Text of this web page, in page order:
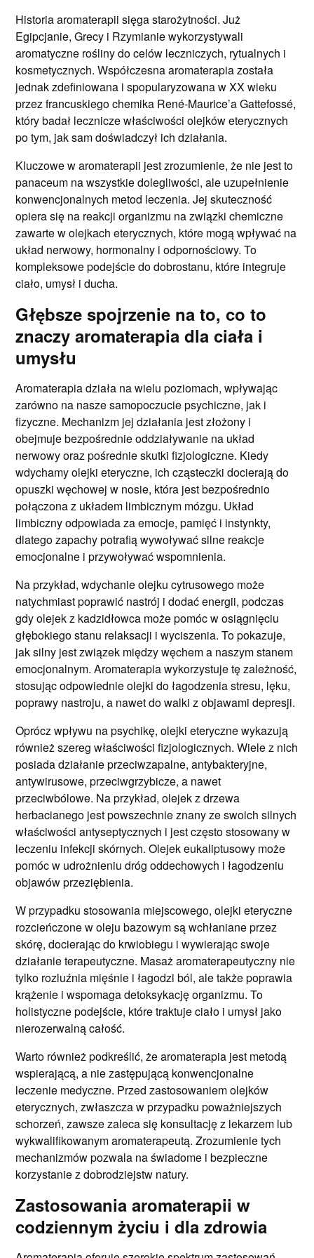
Historia aromaterapii sięga starożytności. Już
Egipcjanie, Grecy i Rzymianie wykorzystywali
aromatyczne rośliny do celów leczniczych, rytualnych i
kosmetycznych. Współczesna aromaterapia została
jednak zdefiniowana i spopularyzowana w XX wieku
przez francuskiego chemika René-Maurice’a Gattefossé,
który badał lecznicze właściwości olejków eterycznych
po tym, jak sam doświadczył ich działania.
Kluczowe w aromaterapii jest zrozumienie, że nie jest to
panaceum na wszystkie dolegliwości, ale uzupełnienie
konwencjonalnych metod leczenia. Jej skuteczność
opiera się na reakcji organizmu na związki chemiczne
zawarte w olejkach eterycznych, które mogą wpływać na
układ nerwowy, hormonalny i odpornościowy. To
kompleksowe podejście do dobrostanu, które integruje
ciało, umysł i ducha.
Głębsze spojrzenie na to, co to
znaczy aromaterapia dla ciała i
umysłu
Aromaterapia działa na wielu poziomach, wpływając
zarówno na nasze samopoczucie psychiczne, jak i
fizyczne. Mechanizm jej działania jest złożony i
obejmuje bezpośrednie oddziaływanie na układ
nerwowy oraz pośrednie skutki fizjologiczne. Kiedy
wdychamy olejki eteryczne, ich cząsteczki docierają do
opuszki węchowej w nosie, która jest bezpośrednio
połączona z układem limbicznym mózgu. Układ
limbiczny odpowiada za emocje, pamięć i instynkty,
dlatego zapachy potrafią wywoływać silne reakcje
emocjonalne i przywoływać wspomnienia.
Na przykład, wdychanie olejku cytrusowego może
natychmiast poprawić nastrój i dodać energii, podczas
gdy olejek z kadzidłowca może pomóc w osiągnięciu
głębokiego stanu relaksacji i wyciszenia. To pokazuje,
jak silny jest związek między węchem a naszym stanem
emocjonalnym. Aromaterapia wykorzystuje tę zależność,
stosując odpowiednie olejki do łagodzenia stresu, lęku,
poprawy nastroju, a nawet do walki z objawami depresji.
Oprócz wpływu na psychikę, olejki eteryczne wykazują
również szereg właściwości fizjologicznych. Wiele z nich
posiada działanie przeciwzapalne, antybakteryjne,
antywirusowe, przeciwgrzybicze, a nawet
przeciwbólowe. Na przykład, olejek z drzewa
herbacianego jest powszechnie znany ze swoich silnych
właściwości antyseptycznych i jest często stosowany w
leczeniu infekcji skórnych. Olejek eukaliptusowy może
pomóc w udrożnieniu dróg oddechowych i łagodzeniu
objawów przeziębienia.
W przypadku stosowania miejscowego, olejki eteryczne
rozcieńczone w oleju bazowym są wchłaniane przez
skórę, docierając do krwiobiegu i wywierając swoje
działanie terapeutyczne. Masaż aromaterapeutyczny nie
tylko rozluźnia mięśnie i łagodzi ból, ale także poprawia
krążenie i wspomaga detoksykację organizmu. To
holistyczne podejście, które traktuje ciało i umysł jako
nierozerwalną całość.
Warto również podkreślić, że aromaterapia jest metodą
wspierającą, a nie zastępującą konwencjonalne
leczenie medyczne. Przed zastosowaniem olejków
eterycznych, zwłaszcza w przypadku poważniejszych
schorzeń, zawsze zaleca się konsultację z lekarzem lub
wykwalifikowanym aromaterapeutą. Zrozumienie tych
mechanizmów pozwala na świadome i bezpieczne
korzystanie z dobrodziejstw natury.
Zastosowania aromaterapii w
codziennym życiu i dla zdrowia